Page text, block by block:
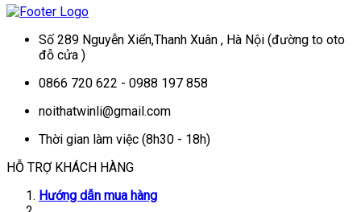
Số 289 Nguyễn Xiển,Thanh Xuân , Hà Nội (đường to oto
đỗ cửa )
0866 720 622 - 0988 197 858
noithatwinli@gmail.com
Thời gian làm việc (8h30 - 18h)
HỖ TRỢ KHÁCH HÀNG
Hướng dẫn mua hàng